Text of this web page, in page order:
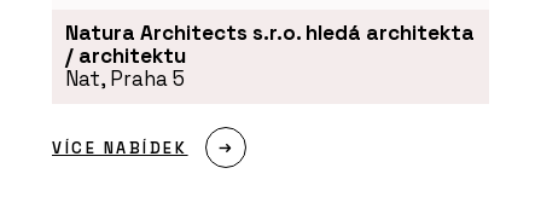
Natura Architects s.r.o. hledá architekta
/ architektu
Nat, Praha 5
VÍCE NABÍDEK